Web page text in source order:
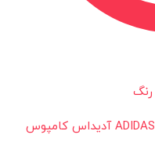
کفش و کتانی مردانه مدل ADIDAS_CAMPUS آدیداس کامپوس